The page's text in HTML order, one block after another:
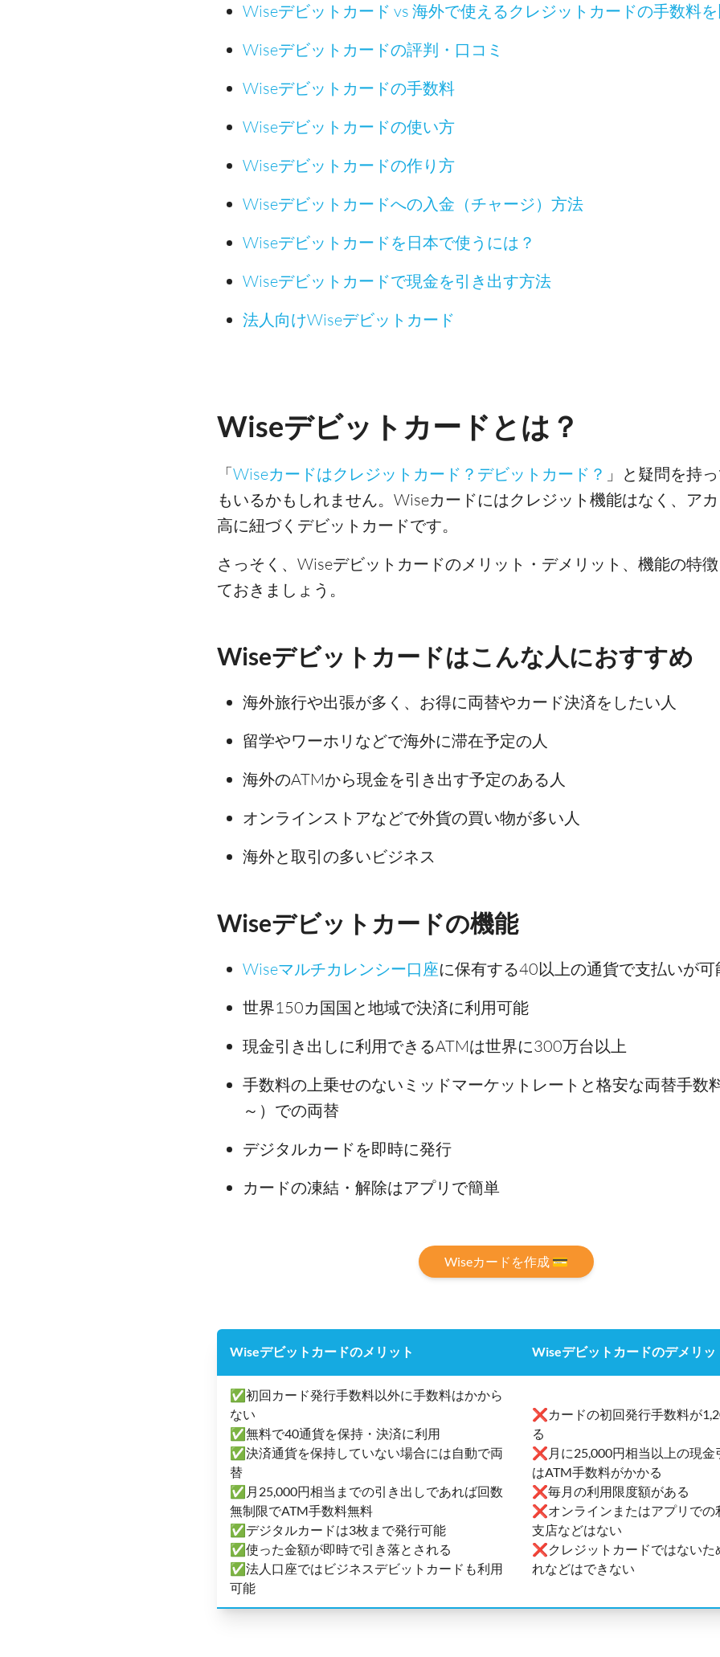
Wiseデビットカード vs 海外で使えるクレジットカードの手数料
Wiseデビットカードの評判・口コミ
Wiseデビットカードの手数料
Wiseデビットカードの使い方
Wiseデビットカードの作り方
Wiseデビットカードへの入金（チャージ）方法
Wiseデビットカードを日本で使うには？
Wiseデビットカードで現金を引き出す方法
法人向けWiseデビットカード
Wiseデビットカードとは？
「Wiseカードはクレジットカード？デビットカード？ 」と疑問を持
もいるかもしれません。Wiseカードにはクレジット機能はなく、ア
高に紐づくデビットカードです。
さっそく、Wiseデビットカードのメリット・デメリット、機能の特
ておきましょう。
Wiseデビットカードはこんな人におすすめ
海外旅行や出張が多く、お得に両替やカード決済をしたい人
留学やワーホリなどで海外に滞在予定の人
海外のATMから現金を引き出す予定のある人
オンラインストアなどで外貨の買い物が多い人
海外と取引の多いビジネス
Wiseデビットカードの機能
Wiseマルチカレンシー口座に保有する40以上の通貨で支払いが可
世界150カ国国と地域で決済に利用可能
現金引き出しに利用できるATMは世界に300万台以上
手数料の上乗せのないミッドマーケットレートと格安な両替手数
～）での両替
デジタルカードを即時に発行
カードの凍結・解除はアプリで簡単
Wiseカードを作成 💳
Wiseデビットカードのメリット Wiseデビットカードのデメリッ
✅初回カード発行手数料以外に手数料はかから
ない
✅無料で40通貨を保持・決済に利用
✅決済通貨を保持していない場合には自動で両
替
✅月25,000円相当までの引き出しであれば回数
無制限でATM手数料無料
✅デジタルカードは3枚まで発行可能
✅使った金額が即時で引き落とされる
✅法人口座ではビジネスデビットカードも利用
可能
❌カードの初回発行手数料が
る
❌月に25,000円相当以上の現金
はATM手数料がかかる
❌毎月の利用限度額がある
❌オンラインまたはアプリでの
支店などはない
❌クレジットカードではないた
れなどはできない